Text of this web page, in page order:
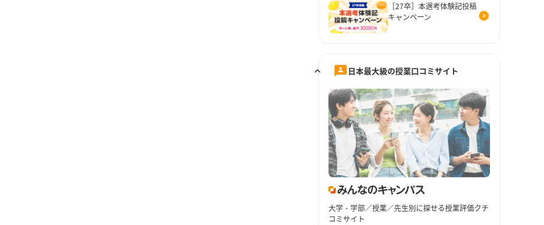
［27卒］本選考体験記投稿
キャンペーン
日本最大級の授業口コミサイト
大学・学部／授業／先生別に探せる授業評価クチ
コミサイト